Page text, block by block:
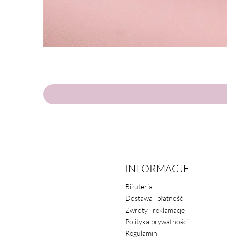
INFORMACJE
Biżuteria
Dostawa i płatność
Zwroty i reklamacje
Polityka prywatności
Regulamin